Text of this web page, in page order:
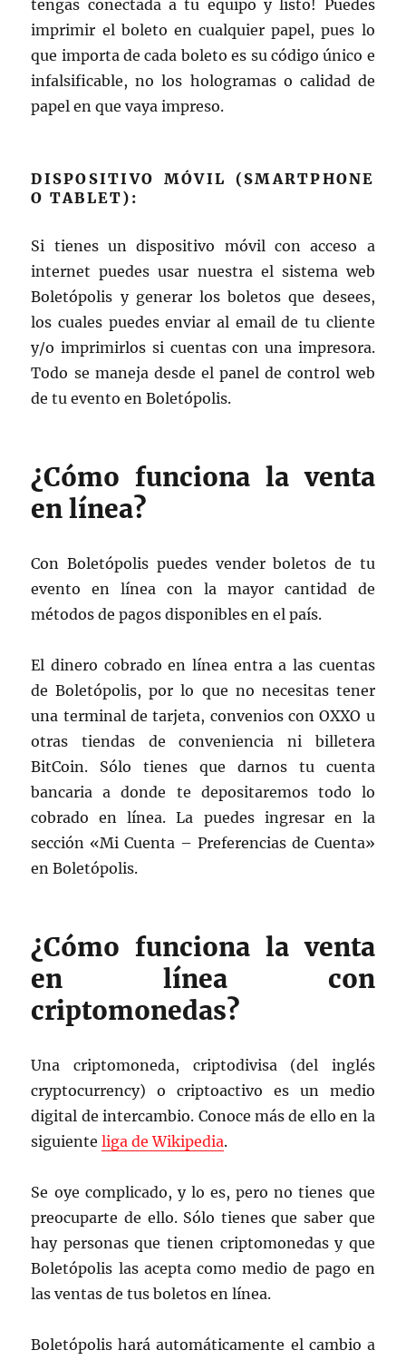
tengas conectada a tu equipo y listo! Puedes
imprimir el boleto en cualquier papel, pues lo
que importa de cada boleto es su código único e
infalsificable, no los hologramas o calidad de
papel en que vaya impreso.
DISPOSITIVO MÓVIL (SMARTPHONE
O TABLET):
Si tienes un dispositivo móvil con acceso a
internet puedes usar nuestra el sistema web
Boletópolis y generar los boletos que desees,
los cuales puedes enviar al email de tu cliente
y/o imprimirlos si cuentas con una impresora.
Todo se maneja desde el panel de control web
de tu evento en Boletópolis.
¿Cómo funciona la venta
en línea?
Con Boletópolis puedes vender boletos de tu
evento en línea con la mayor cantidad de
métodos de pagos disponibles en el país.
El dinero cobrado en línea entra a las cuentas
de Boletópolis, por lo que no necesitas tener
una terminal de tarjeta, convenios con OXXO u
otras tiendas de conveniencia ni billetera
BitCoin. Sólo tienes que darnos tu cuenta
bancaria a donde te depositaremos todo lo
cobrado en línea. La puedes ingresar en la
sección «Mi Cuenta – Preferencias de Cuenta»
en Boletópolis.
¿Cómo funciona la venta
en línea con
criptomonedas?
Una criptomoneda, criptodivisa (del inglés
cryptocurrency) o criptoactivo es un medio
digital de intercambio. Conoce más de ello en la
siguienteliga de Wikipedia.
Se oye complicado, y lo es, pero no tienes que
preocuparte de ello. Sólo tienes que saber que
hay personas que tienen criptomonedas y que
Boletópolis las acepta como medio de pago en
las ventas de tus boletos en línea.
Boletópolis hará automáticamente el cambio a